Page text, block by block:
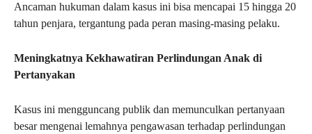
Ancaman hukuman dalam kasus ini bisa mencapai 15 hingga 20
tahun penjara, tergantung pada peran masing-masing pelaku.
Meningkatnya Kekhawatiran Perlindungan Anak di
Pertanyakan
Kasus ini mengguncang publik dan memunculkan pertanyaan
besar mengenai lemahnya pengawasan terhadap perlindungan